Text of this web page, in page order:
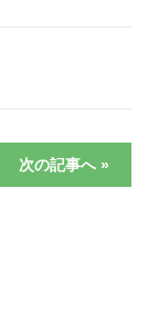
次の記事へ »